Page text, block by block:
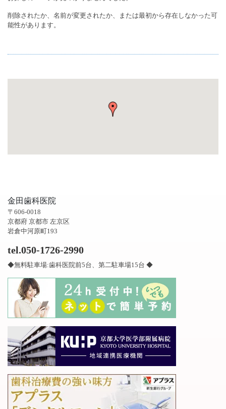
削除されたか、名前が変更されたか、または最初から存在しなかった可
能性があります。
金田歯科医院
〒606-0018
京都府 京都市 左京区
岩倉中河原町193
tel.050-1726-2990
◆無料駐車場:歯科医院前5台、第二駐車場15台 ◆